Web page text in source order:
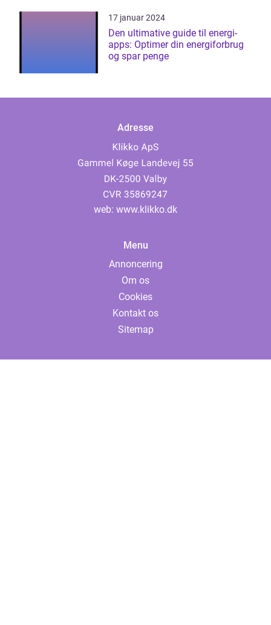
17 januar 2024
Den ultimative guide til energi-
apps: Optimer din energiforbrug
og spar penge
Adresse
web: www.klikko.dk
Menu
Annoncering
Om os
Cookies
Kontakt os
Sitemap